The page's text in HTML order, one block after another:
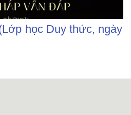
học Duy thức, ngày